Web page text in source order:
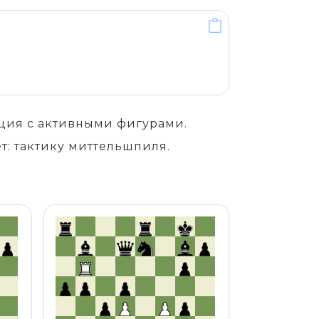
с активными фигурами.
тактику миттельшпиля.